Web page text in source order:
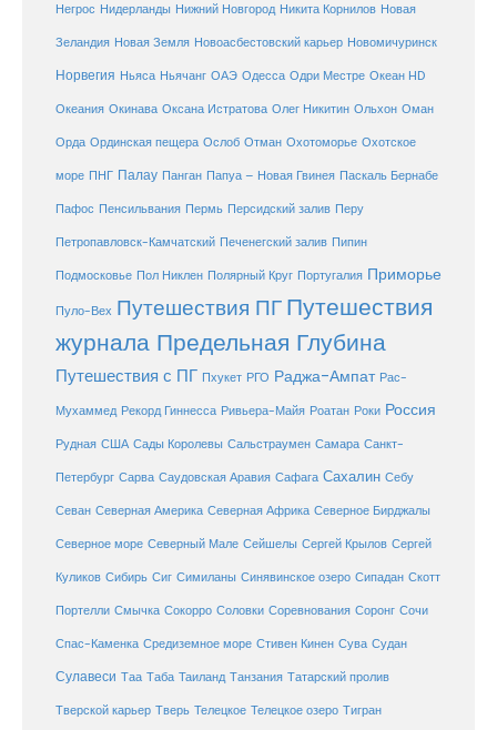
Негрос Нидерланды Нижний Новгород Никита Корнилов Новая
Зеландия Новая Земля Новоасбестовский карьер Новомичуринск
Норвегия Ньяса Ньячанг ОАЭ Одесса Одри Местре Океан HD
Океания Окинава Оксана Истратова Олег Никитин Ольхон Оман
Орда Ординская пещера Ослоб Отман Охотоморье Охотское
море ПНГ Палау Панган Папуа – Новая Гвинея Паскаль Бернабе
Пафос Пенсильвания Пермь Персидский залив Перу
Петропавловск-Камчатский Печенегский залив Пипин
Подмосковье Пол Никлен Полярный Круг Португалия Приморье
Пуло-Вех Путешествия ПГ Путешествия
журнала Предельная Глубина
Путешествия с ПГ Пхукет РГО Раджа-Ампат Рас-
Мухаммед Рекорд Гиннесса Ривьера-Майя Роатан Роки Россия
Рудная США Сады Королевы Сальстраумен Самара Санкт-
Петербург Сарва Саудовская Аравия Сафага Сахалин Себу
Севан Северная Америка Северная Африка Северное Бирджалы
Северное море Северный Мале Сейшелы Сергей Крылов Сергей
Куликов Сибирь Сиг Симиланы Синявинское озеро Сипадан Скотт
Портелли Смычка Сокорро Соловки Соревнования Соронг Сочи
Спас-Каменка Средиземное море Стивен Кинен Сува Судан
Сулавеси Таа Таба Таиланд Танзания Татарский пролив
Тверской карьер Тверь Телецкое Телецкое озеро Тигран